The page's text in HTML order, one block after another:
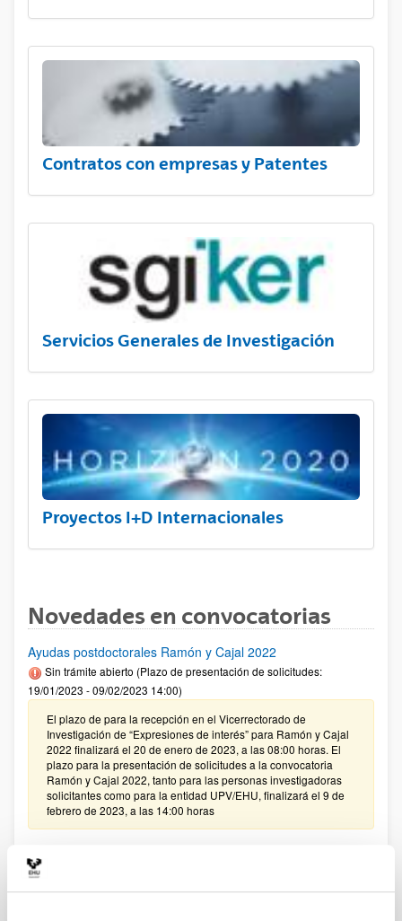
Contratos con empresas y Patentes
Servicios Generales de Investigación
Proyectos I+D Internacionales
Novedades en convocatorias
Ayudas postdoctorales Ramón y Cajal 2022
Sin trámite abierto (Plazo de presentación de solicitudes:
19/01/2023 - 09/02/2023 14:00)
El plazo de para la recepción en el Vicerrectorado de
Investigación de “Expresiones de interés” para Ramón y Cajal
2022 finalizará el 20 de enero de 2023, a las 08:00 horas. El
plazo para la presentación de solicitudes a la convocatoria
Ramón y Cajal 2022, tanto para las personas investigadoras
solicitantes como para la entidad UPV/EHU, finalizará el 9 de
febrero de 2023, a las 14:00 horas
aplicaciones terapéuticas”
Plazo de presentación cerrado: 17/11/2022 - 09/12/2022 23:59